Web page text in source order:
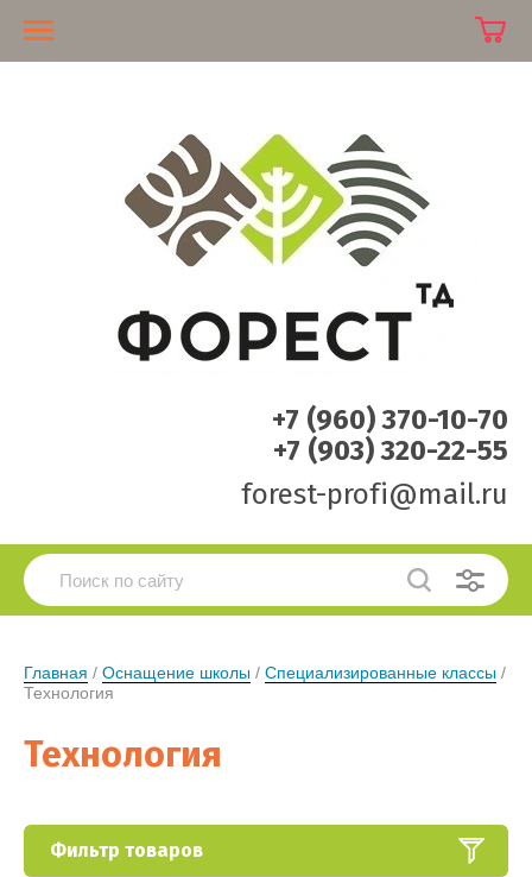
+7 (960) 370-10-70
+7 (903) 320-22-55
forest-profi@mail.ru
Главная / Оснащение школы / Специализированные классы /
Технология
Технология
Фильтр товаров